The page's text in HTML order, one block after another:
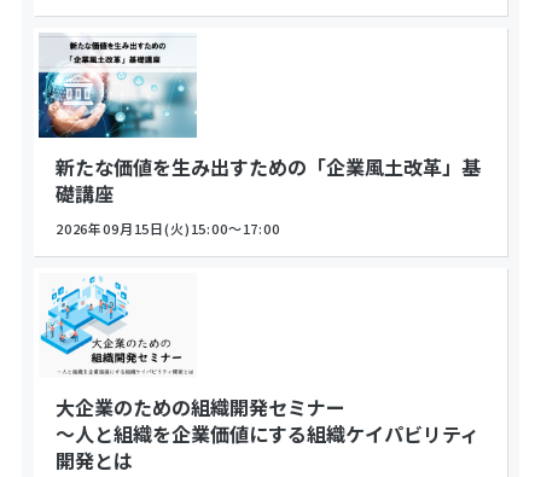
新たな価値を生み出すための「企業風土改革」基
礎講座
2026年09月15日(火)15:00～17:00
大企業のための組織開発セミナー
～人と組織を企業価値にする組織ケイパビリティ
開発とは